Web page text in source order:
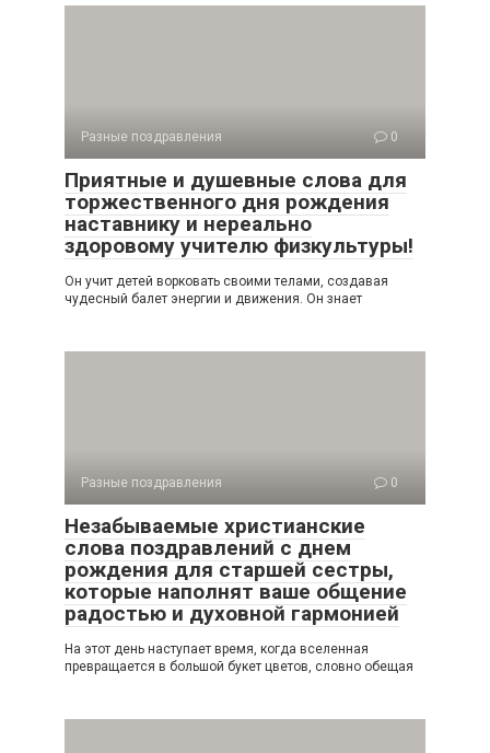
Разные поздравления 0
Приятные и душевные слова для
торжественного дня рождения
наставнику и нереально
здоровому учителю физкультуры!
Он учит детей ворковать своими телами, создавая
чудесный балет энергии и движения. Он знает
Разные поздравления 0
Незабываемые христианские
слова поздравлений с днем
рождения для старшей сестры,
которые наполнят ваше общение
радостью и духовной гармонией
На этот день наступает время, когда вселенная
превращается в большой букет цветов, словно обещая